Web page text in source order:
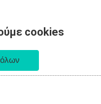
cookies